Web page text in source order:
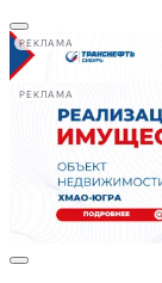
РЕКЛАМА
РЕКЛАМА